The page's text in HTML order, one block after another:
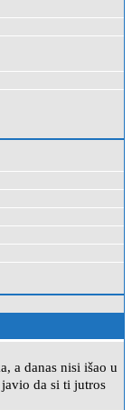
a danas nisi išao u
da si ti jutros